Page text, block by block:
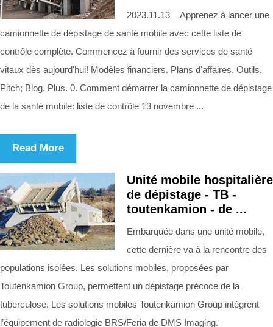
2023.11.13 Apprenez à lancer une
camionnette de dépistage de santé mobile avec cette liste de
contrôle complète. Commencez à fournir des services de santé
vitaux dès aujourd'hui! Modèles financiers. Plans d'affaires. Outils.
Pitch; Blog. Plus. 0. Comment démarrer la camionnette de dépistage
de la santé mobile: liste de contrôle 13 novembre ...
Read More
Unité mobile hospitalière
de dépistage - TB -
toutenkamion - de ...
Embarquée dans une unité mobile,
cette dernière va à la rencontre des
populations isolées. Les solutions mobiles, proposées par
Toutenkamion Group, permettent un dépistage précoce de la
tuberculose. Les solutions mobiles Toutenkamion Group intègrent
l’équipement de radiologie BRS/Feria de DMS Imaging.